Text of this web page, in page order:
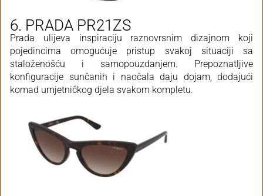
6. PRADA PR21ZS
Prada ulijeva inspiraciju raznovrsnim dizajnom koji
pojedincima omogućuje pristup svakoj situaciji sa
staloženošću i samopouzdanjem. Prepoznatljive
konfiguracije sunčanih i naočala daju dojam, dodajući
komad umjetničkog djela svakom kompletu.